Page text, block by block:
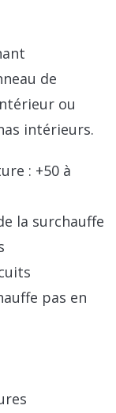
de
ou
intérieurs.
: +50 à
la surchauffe
pas en